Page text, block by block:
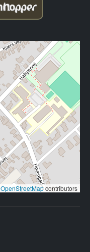
OpenStreetMapcontributors